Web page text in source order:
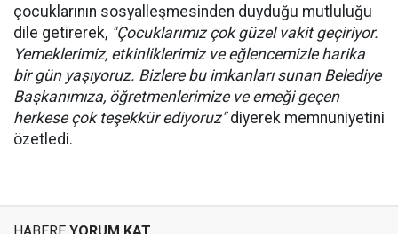
çocuklarının sosyalleşmesinden duyduğu mutluluğu
dile getirerek, "Çocuklarımız çok güzel vakit geçiriyor.
Yemeklerimiz, etkinliklerimiz ve eğlencemizle harika
bir gün yaşıyoruz. Bizlere bu imkanları sunan Belediye
Başkanımıza, öğretmenlerimize ve emeği geçen
herkese çok teşekkür ediyoruz"diyerek memnuniyetini
özetledi.